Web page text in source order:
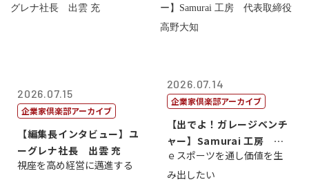
2026.07.15
企業家倶楽部アーカイブ
【編集長インタビュー】ユ
ーグレナ社長 出雲 充
視座を高め経営に邁進する
2026.07.14
企業家倶楽部アーカイブ
【出でよ！ガレージベンチ
ャー】Samurai 工房 代
表取締...
ｅスポーツを通し価値を生
み出したい